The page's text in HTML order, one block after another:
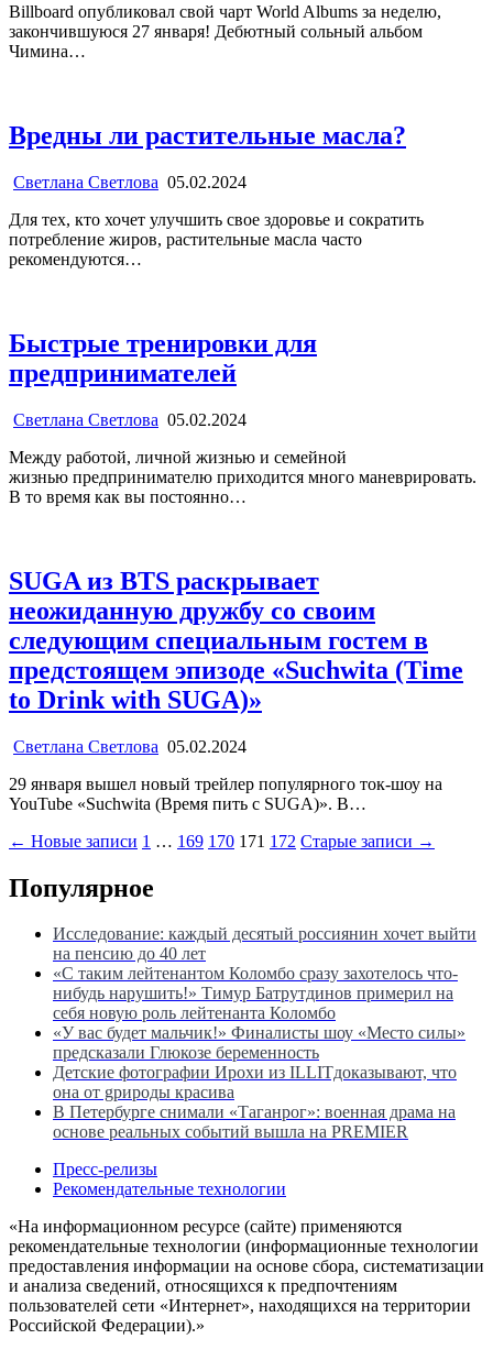
Billboard опубликовал свой чарт World Albums за неделю,
закончившуюся 27 января! Дебютный сольный альбом
Чимина…
Вредны ли растительные масла?
Светлана Светлова 05.02.2024
Для тех, кто хочет улучшить свое здоровье и сократить
потребление жиров, растительные масла часто
рекомендуются…
Быстрые тренировки для
предпринимателей
Светлана Светлова 05.02.2024
Между работой, личной жизнью и семейной
жизнью предпринимателю приходится много маневрировать.
В то время как вы постоянно…
SUGA из BTS раскрывает
неожиданную дружбу со своим
следующим специальным гостем в
предстоящем эпизоде «Suchwita (Time
to Drink with SUGA)»
Светлана Светлова 05.02.2024
29 января вышел новый трейлер популярного ток-шоу на
YouTube «Suchwita (Время пить с SUGA)». В…
Пагинация
записей
← Новые записи 1 … 169 170 171 172 Старые записи →
Популярное
Исследование: каждый десятый россиянин хочет выйти
на пенсию до 40 лет
«С таким лейтенантом Коломбо сразу захотелось что-
нибудь нарушить!» Тимур Батрутдинов примерил на
себя новую роль лейтенанта Коломбо
«У вас будет мальчик!» Финалисты шоу «Место силы»
предсказали Глюкозе беременность
Детские фотографии Ирохи из ILLITдоказывают, что
она от gрироды красива
В Петербурге снимали «Таганрог»: военная драма на
основе реальных событий вышла на PREMIER
Пресс-релизы
Рекомендательные технологии
«На информационном ресурсе (сайте) применяются
рекомендательные технологии (информационные технологии
предоставления информации на основе сбора, систематизации
и анализа сведений, относящихся к предпочтениям
пользователей сети «Интернет», находящихся на территории
Российской Федерации).»